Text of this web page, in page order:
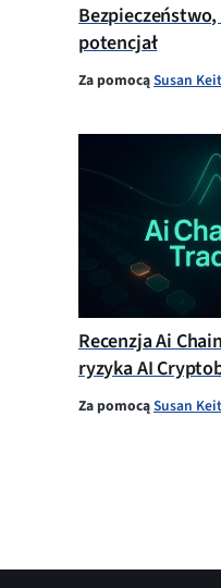
potencjał
Za pomocąSusan
Recenzja Ai
ryzyka AI
Za pomocąSusan